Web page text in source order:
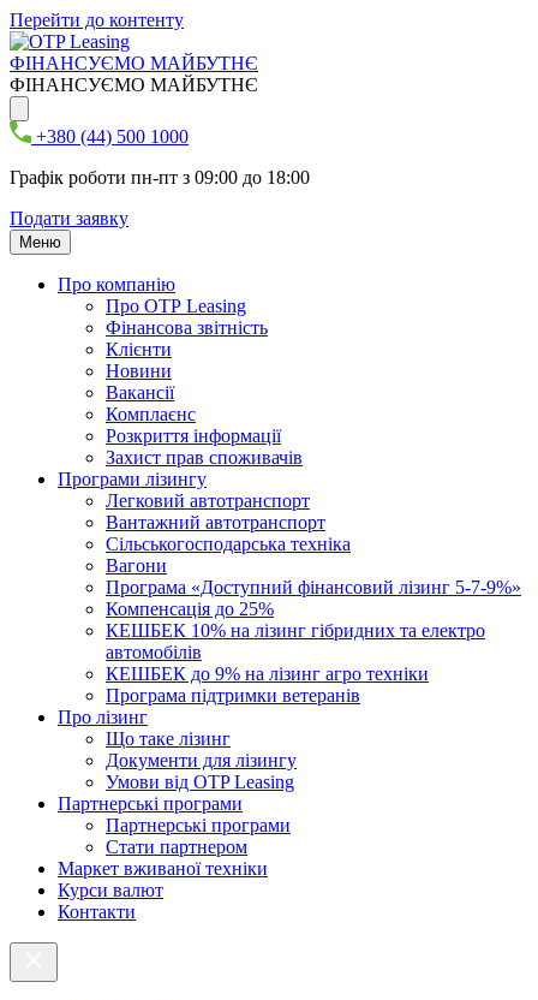
Перейти до контенту
ФІНАНСУЄМО МАЙБУТНЄ
ФІНАНСУЄМО МАЙБУТНЄ
+380 (44) 500 1000
Графік роботи пн-пт з 09:00 до 18:00
Подати заявку
Меню
Про компанію
Про ОТР Leasing
Фінансова звітність
Клієнти
Новини
Вакансії
Комплаєнс
Розкриття інформації
Захист прав споживачів
Програми лізингу
Легковий автотранспорт
Вантажний автотранспорт
Cільськогосподарська техніка
Вагони
Програма «Доступний фінансовий лізинг 5-7-9%»
Компенсація до 25%
КЕШБЕК 10% на лізинг гібридних та електро
автомобілів
КЕШБЕК до 9% на лізинг агро техніки
Програма підтримки ветеранів
Про лізинг
Що таке лізинг
Документи для лізингу
Умови від OTP Leasing
Партнерські програми
Партнерські програми
Стати партнером
Маркет вживаної техніки
Курси валют
Контакти